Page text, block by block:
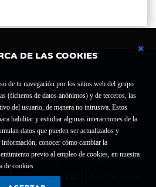
DE LAS COOKIES
de tu navegación por los sitios web del grupo
(ficheros de datos anónimos) y de terceros, las
del usuario, de manera no intrusiva. Estos
habilitar y estudiar algunas interacciones de la
datos que pueden ser actualizados y
información, conocer cómo cambiar la
previo al empleo de cookies, en nuestra
de cookies
G-50000652.
del Mº de Educación, Cultura y Deporte con el nº
50001 Zaragoza.
Contacto
Declaración de accesibilidad
Política de privacidad